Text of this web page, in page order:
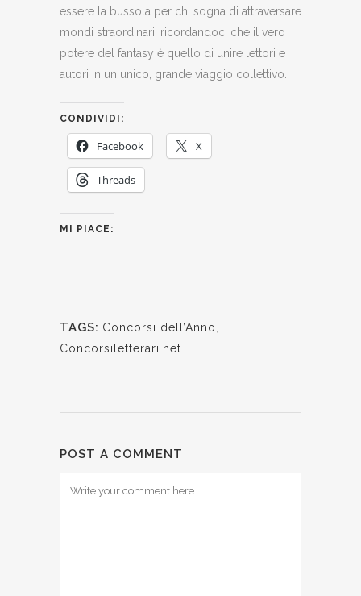
essere la bussola per chi sogna di attraversare
mondi straordinari, ricordandoci che il vero
potere del fantasy è quello di unire lettori e
autori in un unico, grande viaggio collettivo.
CONDIVIDI:
Facebook X
Threads
MI PIACE:
TAGS: Concorsi dell’Anno
Concorsiletterari.net
POST A COMMENT